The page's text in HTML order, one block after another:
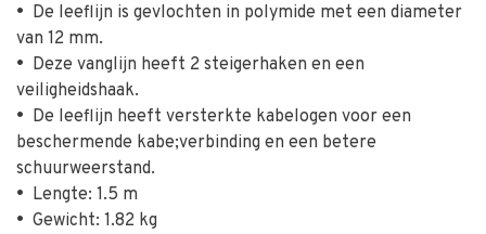
• De leeflijn is gevlochten in polymide met een diameter
van 12 mm.
• Deze vanglijn heeft 2 steigerhaken en een
veiligheidshaak.
• De leeflijn heeft versterkte kabelogen voor een
beschermende kabe;verbinding en een betere
schuurweerstand.
• Lengte: 1.5 m
• Gewicht: 1.82 kg